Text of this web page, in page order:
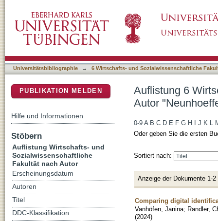
Universitätsbibliographie → 6 Wirtschafts- und Sozialwissenschaftliche
Auflistung 6
Autor
0-9 A B C D E F G H J K L
Oder geben Sie die ersten
Sortiert nach:
Anzeige der Dokumente 1-2
Comparing digital
Vanhöfen, Janina; Randler,
(2024)
PUBLIKATION MELDEN
Hilfe und Informationen
Stöbern
Auflistung Wirtschafts- und
Sozialwissenschaftliche
Fakultät nach Autor
Erscheinungsdatum
Autoren
Titel
DDC-Klassifikation